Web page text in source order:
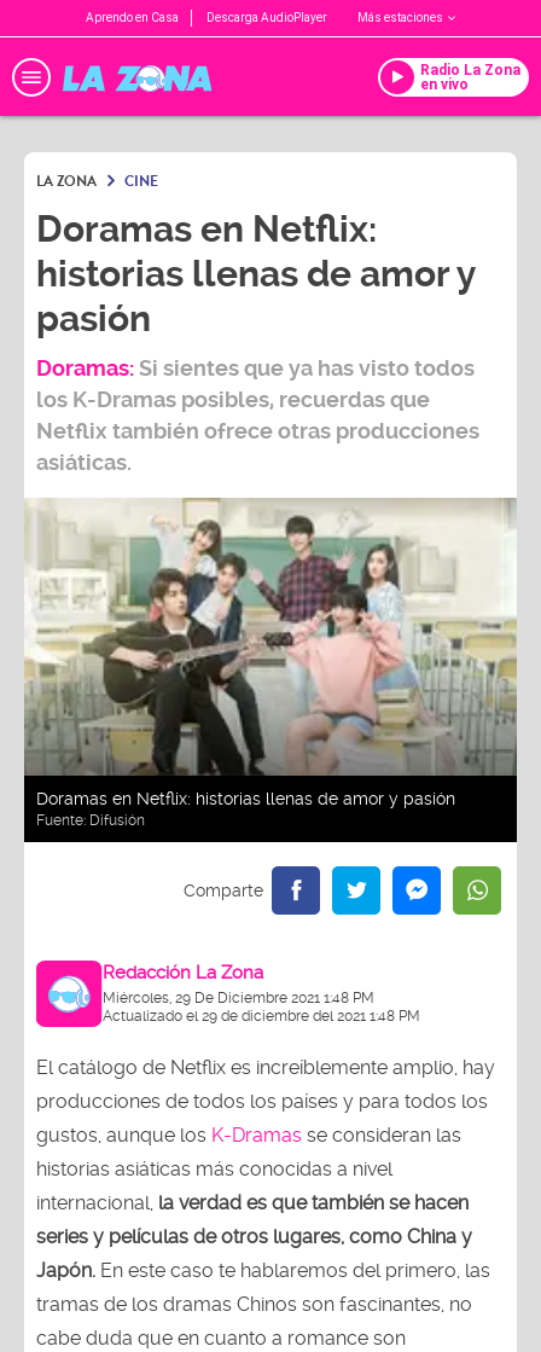
Aprendo en Casa Descarga AudioPlayer Más estaciones
Radio La Zona
en vivo
LA ZONA CINE
Doramas en Netflix:
historias llenas de amor y
pasión
Doramas:Si sientes que ya has visto todos
los K-Dramas posibles, recuerdas que
Netflix también ofrece otras producciones
asiáticas.
Doramas en Netflix: historias llenas de amor y pasión
Fuente: Difusión
Redacción La Zona
Miércoles, 29 De Diciembre 2021 1:48 PM
Actualizado el 29 de diciembre del 2021 1:48 PM
El catálogo de Netflix es increíblemente amplio, hay
producciones de todos los países y para todos los
gustos, aunque los K-Dramas se consideran las
historias asiáticas más conocidas a nivel
internacional, la verdad es que también se hacen
series y películas de otros lugares, como China y
Japón. En este caso te hablaremos del primero, las
tramas de los dramas Chinos son fascinantes, no
cabe duda que en cuanto a romance son